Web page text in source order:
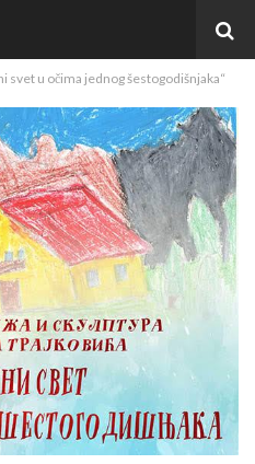
svet u očima jednog šestogodišnjaka“